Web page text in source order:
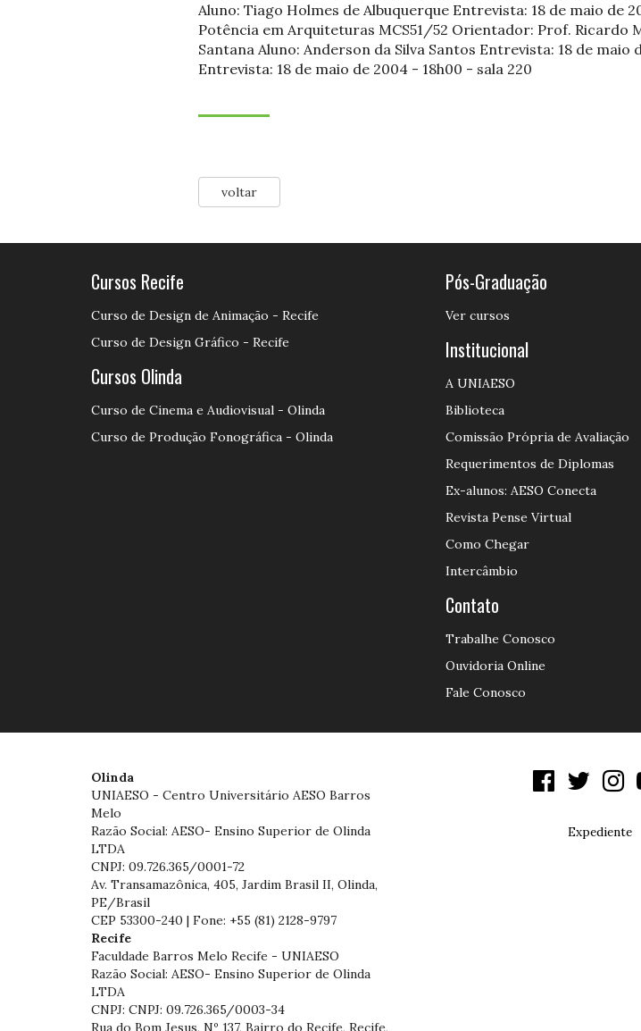
Aluno: Tiago Holmes de Albuquerque Entrevista: 18 de maio de
Potência em Arquiteturas MCS51/52 Orientador: Prof. Ricardo
Santana Aluno: Anderson da Silva Santos Entrevista: 18 de maio
Entrevista: 18 de maio de 2004 - 18h00 - sala 220
voltar
Cursos Recife
Curso de Design de Animação - Recife
Curso de Design Gráfico - Recife
Cursos Olinda
Curso de Cinema e Audiovisual - Olinda
Curso de Produção Fonográfica - Olinda
Pós-Graduação
Ver cursos
Institucional
A UNIAESO
Biblioteca
Comissão Própria de Avaliação
Requerimentos de Diplomas
Ex-alunos: AESO Conecta
Revista Pense Virtual
Como Chegar
Intercâmbio
Contato
Trabalhe Conosco
Ouvidoria Online
Fale Conosco
Olinda
UNIAESO - Centro Universitário AESO Barros
Melo
Razão Social: AESO- Ensino Superior de Olinda
LTDA
CNPJ: 09.726.365/0001-72
Av. Transamazônica, 405, Jardim Brasil II, Olinda,
PE/Brasil
CEP 53300-240 | Fone: +55 (81) 2128-9797
Recife
Faculdade Barros Melo Recife - UNIAESO
Razão Social: AESO- Ensino Superior de Olinda
LTDA
CNPJ: CNPJ: 09.726.365/0003-34
Rua do Bom Jesus, Nº 137, Bairro do Recife, Recife,
Expediente